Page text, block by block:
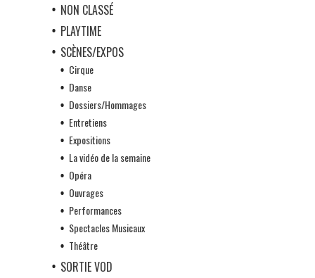
NON CLASSÉ
PLAYTIME
SCÈNES/EXPOS
Cirque
Danse
Dossiers/Hommages
Entretiens
Expositions
La vidéo de la semaine
Opéra
Ouvrages
Performances
Spectacles Musicaux
Théâtre
SORTIE VOD